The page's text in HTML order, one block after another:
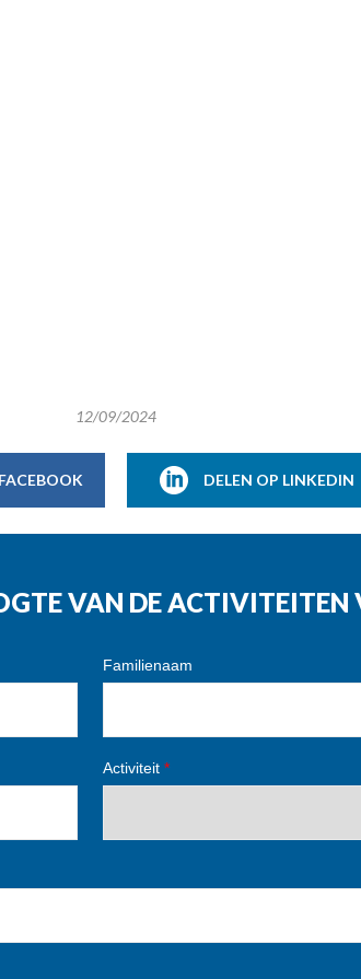
12/09/2024
DELEN OP LINKEDIN
VAN DE
Familienaam
Activiteit*